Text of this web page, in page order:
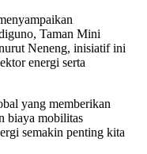
Taman Mini
Neneng, inisiatif ini
energi serta
yang memberikan
biaya mobilitas
semakin penting kita